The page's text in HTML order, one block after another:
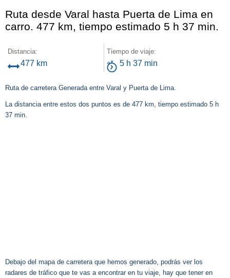
Ruta desde Varal hasta Puerta de Lima en
carro. 477 km, tiempo estimado 5 h 37 min.
Distancia:
477 km
Tiempo de viaje:
5 h 37 min
Ruta de carretera Generada entre Varal y Puerta de Lima.
La distancia entre estos dos puntos es de 477 km, tiempo estimado 5 h
37 min.
Debajo del mapa de carretera que hemos generado, podrás ver los
radares de tráfico que te vas a encontrar en tu viaje, hay que tener en